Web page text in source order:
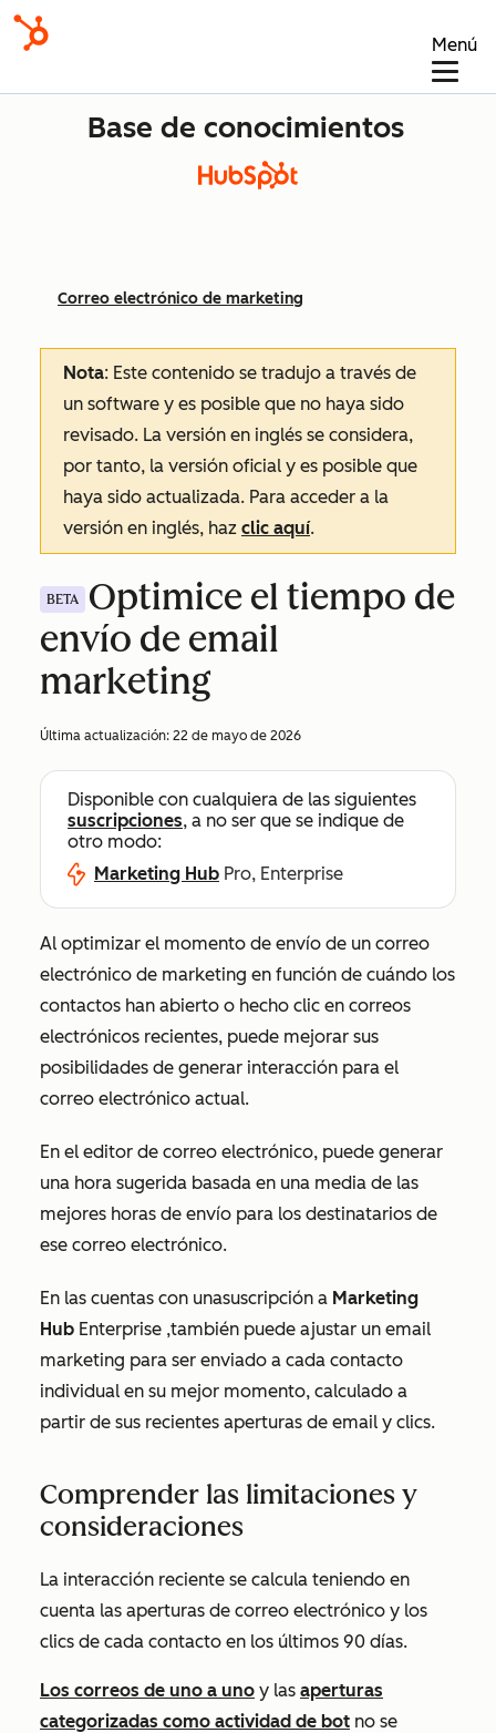
Menú
Base de conocimientos
Correo electrónico de marketing
Nota: Este contenido se tradujo a través de
un software y es posible que no haya sido
revisado. La versión en inglés se considera,
por tanto, la versión oficial y es posible que
haya sido actualizada. Para acceder a la
versión en inglés, haz clic aquí.
BETA
Optimice el tiempo de
envío de email
marketing
Última actualización: 22 de mayo de 2026
Disponible con cualquiera de las siguientes
suscripciones, a no ser que se indique de
otro modo:
Marketing Hub Pro, Enterprise
Al optimizar el momento de envío de un correo
electrónico de marketing en función de cuándo los
contactos han abierto o hecho clic en correos
electrónicos recientes, puede mejorar sus
posibilidades de generar interacción para el
correo electrónico actual.
En el editor de correo electrónico, puede generar
una hora sugerida basada en una media de las
mejores horas de envío para los destinatarios de
ese correo electrónico.
En las cuentas con unasuscripción a Marketing
Hub Enterprise ,también puede ajustar un email
marketing para ser enviado a cada contacto
individual en su mejor momento, calculado a
partir de sus recientes aperturas de email y clics.
Comprender las limitaciones y
consideraciones
La interacción reciente se calcula teniendo en
cuenta las aperturas de correo electrónico y los
clics de cada contacto en los últimos 90 días.
Los correos de uno a uno y las aperturas
categorizadas como actividad de bot no se